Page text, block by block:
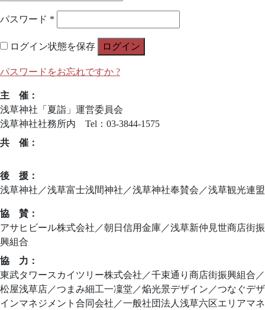
パスワード *
ログイン状態を保存
ログイン
パスワードをお忘れですか ?
主 催：
浅草神社「夏詣」運営委員会
浅草神社社務所内 Tel：03-3844-1575
共 催：
後 援：
浅草神社／浅草富士浅間神社／浅草神社奉賛会／浅草観光連盟
協 賛：
アサヒビール株式会社／朝日信用金庫／浅草新仲見世商店街振
興組合
協 力：
東武タワースカイツリー株式会社／千束通り商店街振興組合／
松屋浅草店／つまみ細工一凜堂／焔光景デザイン／つなぐデザ
インマネジメント合同会社／一般社団法人浅草六区エリアマネ